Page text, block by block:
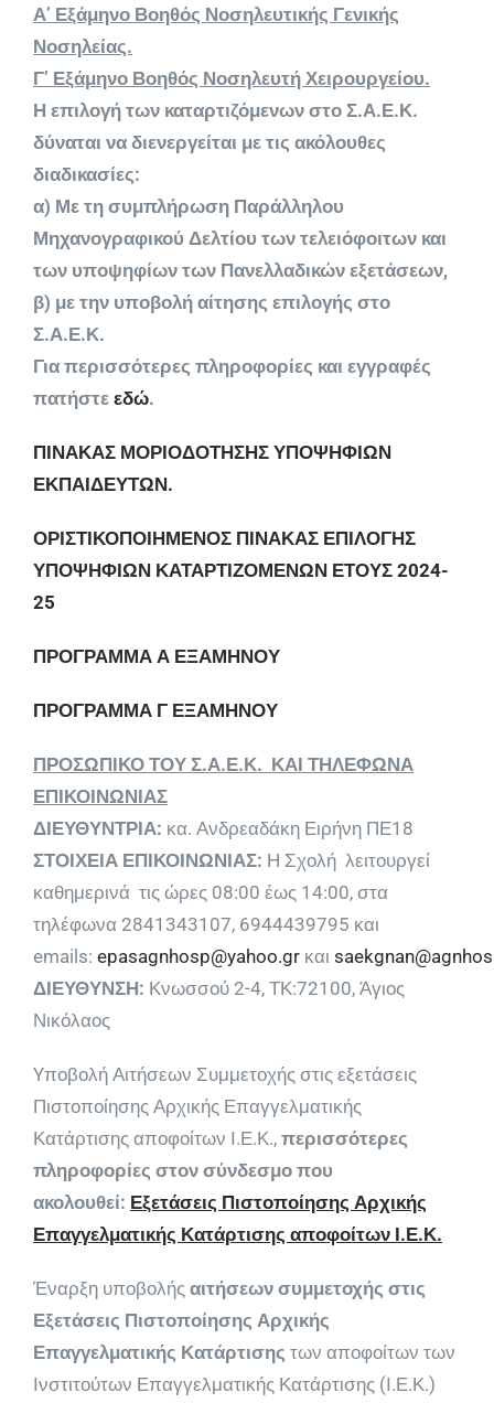
Α’ Εξάμηνο Βοηθός Νοσηλευτικής Γενικής
Νοσηλείας.
Γ’ Εξάμηνο Βοηθός Νοσηλευτή Χειρουργείου.
Η επιλογή των καταρτιζόμενων στο Σ.Α.Ε.Κ.
δύναται να διενεργείται με τις ακόλουθες
διαδικασίες:
α) Με τη συμπλήρωση Παράλληλου
Μηχανογραφικού Δελτίου των τελειόφοιτων και
των υποψηφίων των Πανελλαδικών εξετάσεων,
β) με την υποβολή αίτησης επιλογής στο
Σ.Α.Ε.Κ.
Για περισσότερες πληροφορίες και εγγραφές
πατήστε εδώ.
ΠΙΝΑΚΑΣ ΜΟΡΙΟΔΟΤΗΣΗΣ ΥΠΟΨΗΦΙΩΝ
ΕΚΠΑΙΔΕΥΤΩΝ.
ΟΡΙΣΤΙΚΟΠΟΙΗΜΕΝΟΣ ΠΙΝΑΚΑΣ ΕΠΙΛΟΓΗΣ
ΥΠΟΨΗΦΙΩΝ ΚΑΤΑΡΤΙΖΟΜΕΝΩΝ ΕΤΟΥΣ 2024-
25
ΠΡΟΓΡΑΜΜΑ Α ΕΞΑΜΗΝΟΥ
ΠΡΟΓΡΑΜΜΑ Γ ΕΞΑΜΗΝΟΥ
ΠΡΟΣΩΠΙΚΟ ΤΟΥ Σ.Α.Ε.Κ. ΚΑΙ ΤΗΛΕΦΩΝΑ
ΕΠΙΚΟΙΝΩΝΙΑΣ
ΔΙΕΥΘΥΝΤΡΙΑ: κα. Ανδρεαδάκη Ειρήνη ΠΕ18
ΣΤΟΙΧΕΙΑ ΕΠΙΚΟΙΝΩΝΙΑΣ: Η Σχολή λειτουργεί
καθημερινά τις ώρες 08:00 έως 14:00, στα
τηλέφωνα 2841343107, 6944439795 και
emails: epasagnhosp@yahoo.gr και
ΔΙΕΥΘΥΝΣΗ: Κνωσσού 2-4, ΤΚ:72100, Άγιος
Νικόλαος
Yποβολή Αιτήσεων Συμμετοχής στις εξετάσεις
Πιστοποίησης Αρχικής Επαγγελματικής
Κατάρτισης αποφοίτων Ι.Ε.Κ., περισσότερες
πληροφορίες στον σύνδεσμο που
ακολουθεί: Εξετάσεις Πιστοποίησης Αρχικής
Επαγγελματικής Κατάρτισης αποφοίτων Ι.Ε.Κ.
Έναρξη υποβολής αιτήσεων συμμετοχής στις
Εξετάσεις Πιστοποίησης Αρχικής
Επαγγελματικής Κατάρτισης των αποφοίτων των
Ινστιτούτων Επαγγελματικής Κατάρτισης (Ι.Ε.Κ.)